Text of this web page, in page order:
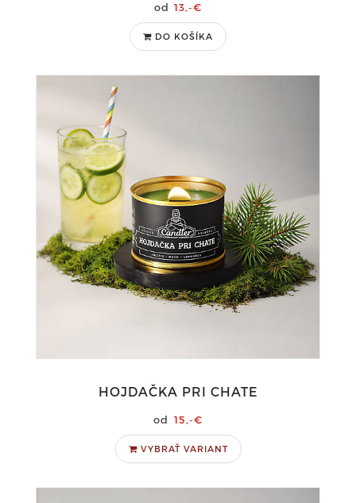
13,-€
DO KOŠÍKA
HOJDAČKA PRI CHATE
15,-€
VYBRAŤ VARIANT